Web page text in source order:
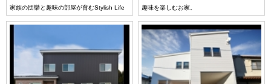
家族の団欒と趣味の部屋が育むStylish Life 趣味を楽しむお家。